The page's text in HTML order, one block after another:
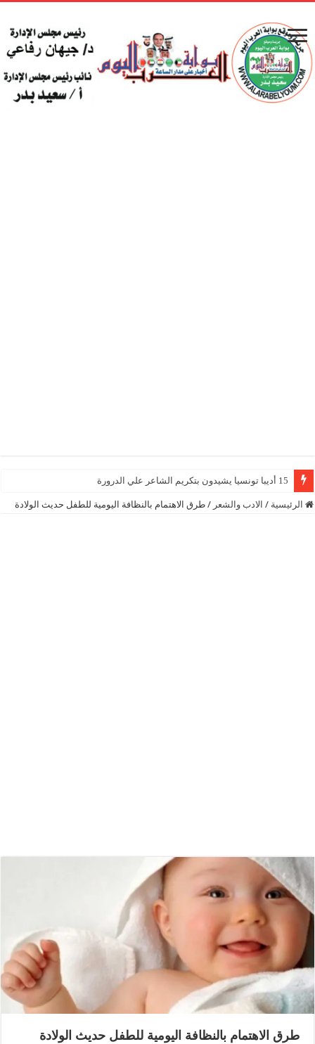
15 أديبا تونسيا يشيدون بتكريم الشاعر علي الدرورة
الرئيسية / الادب والشعر / طرق الاهتمام بالنظافة اليومية للطفل حديث الولادة
طرق الاهتمام بالنظافة اليومية للطفل حديث الولادة